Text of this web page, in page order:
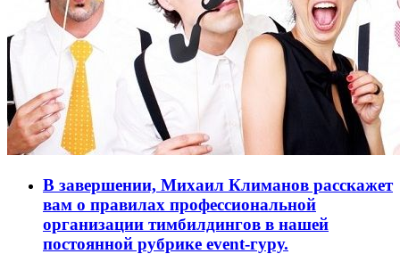
В завершении, Михаил Климанов расскажет
вам о правилах профессиональной
организации тимбилдингов в нашей
постоянной рубрике event-гуру.